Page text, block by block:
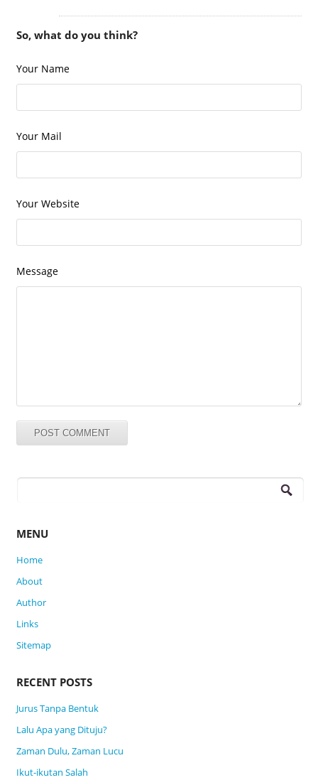
So, what do you think?
Your Name
Your Mail
Your Website
Message
Search
MENU
Home
About
Author
Links
Sitemap
RECENT POSTS
Jurus Tanpa Bentuk
Lalu Apa yang Dituju?
Zaman Dulu, Zaman Lucu
Ikut-ikutan Salah